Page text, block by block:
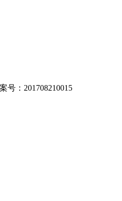
号：201708210015